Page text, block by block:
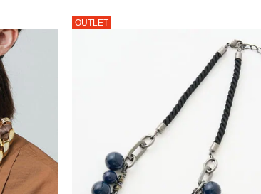
OUTLET